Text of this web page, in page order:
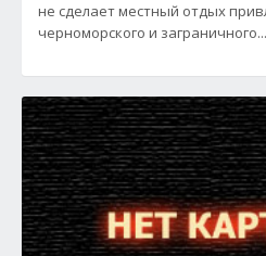
не сделает местный отдых
черноморского и заграничного...